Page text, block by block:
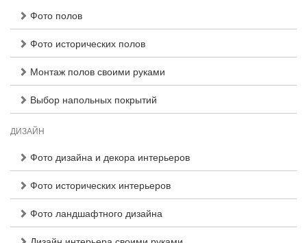
Фото полов
Фото исторических полов
Монтаж полов своими руками
Выбор напольных покрытий
ДИЗАЙН
Фото дизайна и декора интерьеров
Фото исторических интерьеров
Фото ландшафтного дизайна